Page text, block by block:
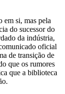
em si, mas pela
do sucessor do
da indústria,
oficial
de transição de
que os rumores
que a biblioteca